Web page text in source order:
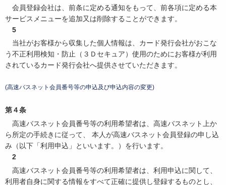
会員登録会社は、前条に定める通知をもって、前各項に定める本
サービスメニューを追加又は削除することができます。
5
当社がお客様から収集した個人情報は、カード発行会社がおこな
う不正利用検知・防止（３Ｄセキュア）使用のためにお客様が利用
されているカード発行会社へ提供させていただきます。
(高速バスネット会員番号等の申込及び申込内容の変更)
第４条
高速バスネット会員番号等の利用希望者は、高速バスネット上か
ら所定の手続きに従って、 本人が高速バスネット会員登録の申し込
み（以下「利用申込」といいます。）を行います。
2
高速バスネット会員番号等の利用希望者は、利用申込に関して、
利用者自身に関する情報をすべて正確に提供し登録するものとし、